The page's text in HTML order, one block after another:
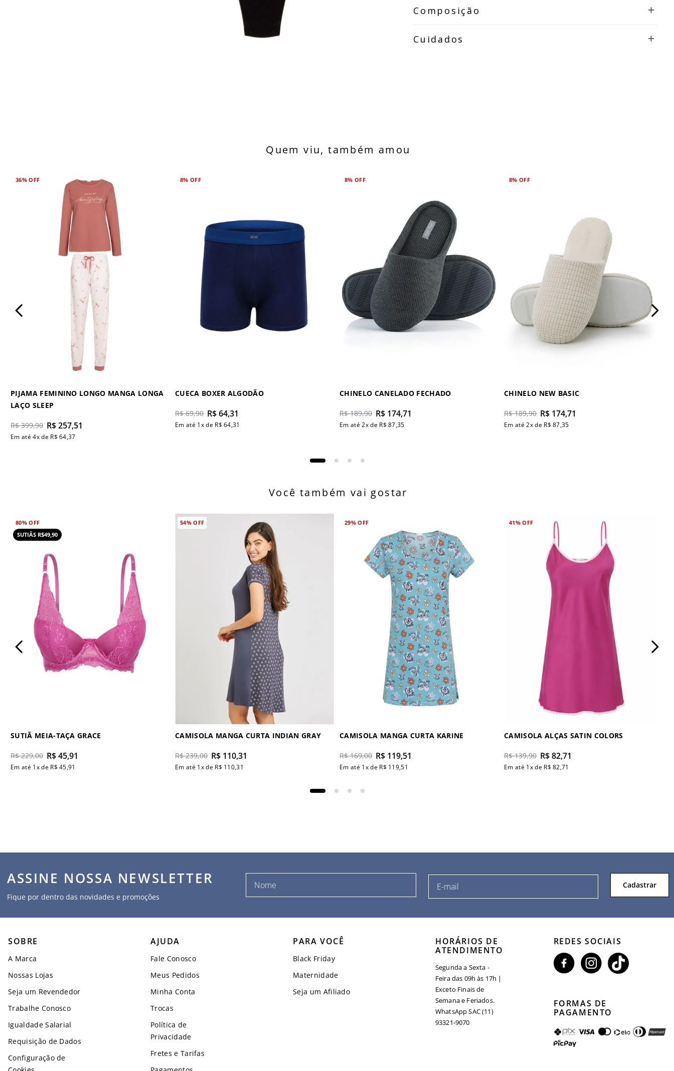
Composição
Cuidados
Quem viu, também amou
36%OFF
PIJAMA FEMININO LONGO MANGA LONGA
LAÇO SLEEP
R$ 399,90 R$257,51
Em até4x de R$ 64,37
8% OFF
CUECA BOXER ALGODÃO
R$ 69,90 R$64,31
Em até 1x de R$ 64,31
8% OFF
CHINELO CANELADO FECHADO
R$ 189,90 R$ 174,71
Em até2x de R$ 87,35
8% OFF
CHINELO NEW BASIC
R$ 189,90 R$ 174,71
Em até2x de R$ 87,35
Você também vai gostar
80%OFF
SUTIÃS R$49,90
SUTIÃ MEIA-TAÇA GRACE
R$ 229,00 R$45,91
Em até 1x de R$ 45,91
54%OFF
CAMISOLA MANGA CURTA INDIAN GRAY
R$ 239,00 R$ 110,31
Em até 1x de R$ 110,31
29%OFF
CAMISOLA MANGA CURTA KARINE
R$ 169,00 R$ 119,51
Em até 1x de R$ 119,51
41%OFF
CAMISOLA ALÇAS SATIN COLORS
R$ 139,90 R$82,71
Em até 1x de R$ 82,71
ASSINE NOSSA NEWSLETTER
Fique por dentro das novidades e promoções
Cadastrar
SOBRE
A Marca
Nossas Lojas
Seja um Revendedor
Trabalhe Conosco
Igualdade Salarial
Requisição de Dados
Configuração de
AJUDA
Fale Conosco
Meus Pedidos
Minha Conta
Trocas
Política de
Privacidade
Fretes e Tarifas
PARA VOCÊ
Black Friday
Maternidade
Seja um Afiliado
HORÁRIOS DE
ATENDIMENTO
Segunda a Sexta -
Feira das 09h às 17h |
Exceto Finais de
Semana e Feriados.
WhatsApp SAC (11)
93321-9070
REDES SOCIAIS
FORMAS DE
PAGAMENTO